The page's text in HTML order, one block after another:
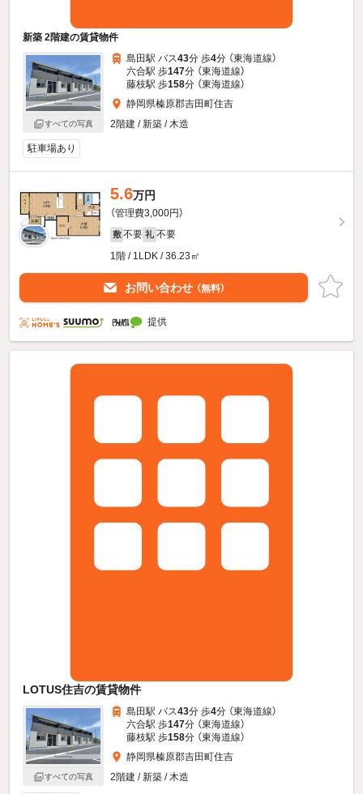
新築 2階建の賃貸物件
すべての写真
島田駅 バス43分 歩4分 （東海道線）
六合駅 歩147分 （東海道線）
藤枝駅 歩158分 （東海道線）
静岡県榛原郡吉田町住吉
2階建 / 新築 / 木造
駐車場あり
5.6万円
（管理費3,000円）
敷 不要 礼 不要
1階 / 1LDK / 36.23㎡
お問い合わせ （無料）
提供
LOTUS住吉の賃貸物件
すべての写真
島田駅 バス43分 歩4分 （東海道線）
六合駅 歩147分 （東海道線）
藤枝駅 歩158分 （東海道線）
静岡県榛原郡吉田町住吉
2階建 / 新築 / 木造